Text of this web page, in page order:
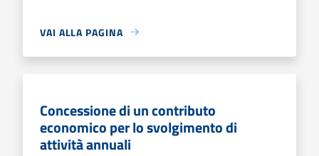
VAI ALLA PAGINA
Concessione di un contributo
economico per lo svolgimento di
attività annuali